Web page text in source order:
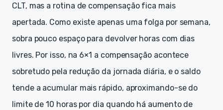
CLT, mas a rotina de compensação fica mais
apertada. Como existe apenas uma folga por semana,
sobra pouco espaço para devolver horas com dias
livres. Por isso, na 6×1 a compensação acontece
sobretudo pela redução da jornada diária, e o saldo
tende a acumular mais rápido, aproximando-se do
limite de 10 horas por dia quando há aumento de